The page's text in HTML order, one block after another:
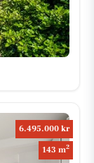
6.495.000 kr
143 m2